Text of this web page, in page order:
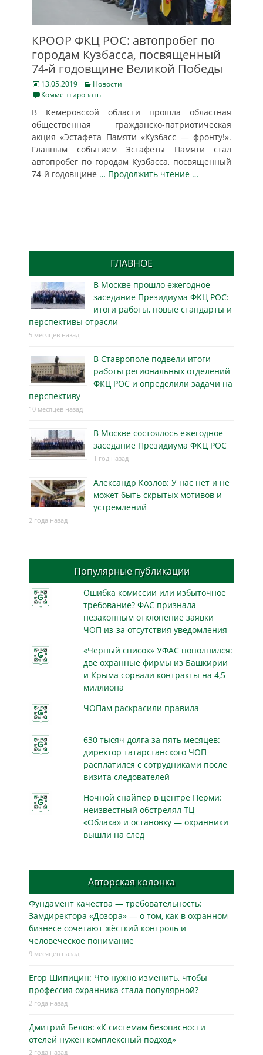
КРООР ФКЦ РОС: автопробег по
городам Кузбасса, посвященный
74-й годовщине Великой Победы
Posted
on
13.05.2019 Categories
Новости
Комментировать
В Кемеровской области прошла областная
общественная гражданско-патриотическая
акция «Эстафета Памяти «Кузбасс — фронту!».
Главным событием Эстафеты Памяти стал
автопробег по городам Кузбасса, посвященный
74-й годовщине … Продолжить чтение …
ГЛАВНОЕ
В Москве прошло ежегодное
заседание Президиума ФКЦ РОС:
итоги работы, новые стандарты и
перспективы отрасли
5 месяцев назад
В Ставрополе подвели итоги
работы региональных отделений
ФКЦ РОС и определили задачи на
перспективу
10 месяцев назад
В Москве состоялось ежегодное
заседание Президиума ФКЦ РОС
1 год назад
Александр Козлов: У нас нет и не
может быть скрытых мотивов и
устремлений
2 года назад
Популярные публикации
Ошибка комиссии или избыточное
требование? ФАС признала
незаконным отклонение заявки
ЧОП из-за отсутствия уведомления
«Чёрный список» УФАС пополнился:
две охранные фирмы из Башкирии
и Крыма сорвали контракты на 4,5
миллиона
ЧОПам раскрасили правила
630 тысяч долга за пять месяцев:
директор татарстанского ЧОП
расплатился с сотрудниками после
визита следователей
Ночной снайпер в центре Перми:
неизвестный обстрелял ТЦ
«Облака» и остановку — охранники
вышли на след
Авторская колонка
Фундамент качества — требовательность:
Замдиректора «Дозора» — о том, как в охранном
бизнесe сочетают жёсткий контроль и
человеческое понимание
9 месяцев назад
Егор Шипицин: Что нужно изменить, чтобы
профессия охранника стала популярной?
2 года назад
Дмитрий Белов: «К системам безопасности
отелей нужен комплексный подход»
2 года назад